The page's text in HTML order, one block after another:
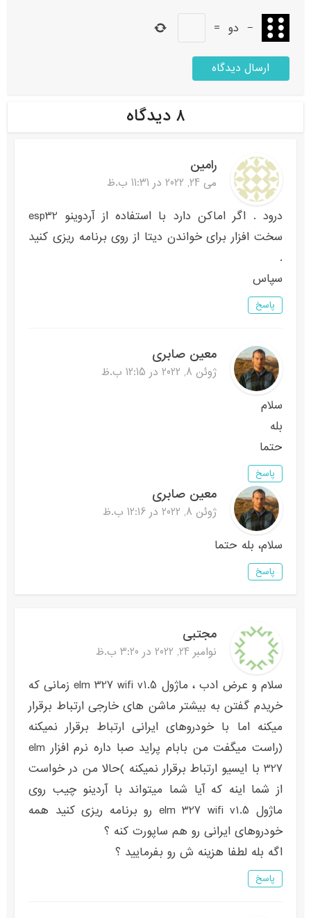
− دو =
۸ دیدگاه
رامین
می 24, 2022 در 11:31 ب.ظ
درود . اگر اماکن دارد با استفاده از آردوینو esp32
سخت افزار برای خواندن دیتا از روی برنامه ریزی کنید
.
سپاس
پاسخ
معین صابری
ژوئن 8, 2022 در 12:15 ب.ظ
سلام
بله
حتما
پاسخ
معین صابری
ژوئن 8, 2022 در 12:16 ب.ظ
سلام، بله حتما
پاسخ
مجتبی
نوامبر 24, 2022 در 3:20 ب.ظ
سلام و عرض ادب ، ماژول elm 327 wifi v1.5 زمانی که
خریدم گفتن به بیشتر ماشن های خارجی ارتباط برقرار
میکنه اما با خودروهای ایرانی ارتباط برقرار نمیکنه
(راست میگفت من بابام پراید صبا داره نرم افزار elm
327 با ایسیو ارتباط برقرار نمیکنه )حالا من در خواست
از شما اینه که آیا شما میتواند با آردینو چیب روی
ماژول elm 327 wifi v1.5 رو برنامه ریزی کنید همه
خودروهای ایرانی رو هم ساپورت کنه ؟
اگه بله لطفا هزینه ش رو بفرمایید ؟
پاسخ